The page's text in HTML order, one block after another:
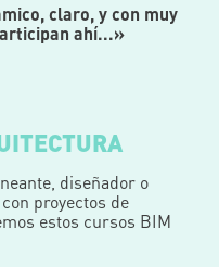
claro, y con muy
ahí...»
diseñador o
proyectos de
estos cursos BIM